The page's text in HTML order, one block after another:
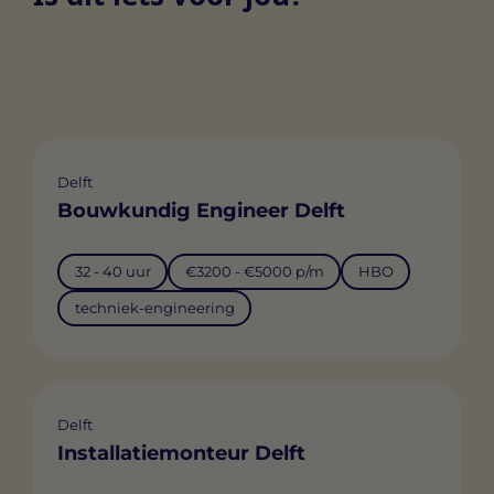
Delft
Bouwkundig Engineer Delft
32 - 40 uur €3200 - €5000 p/m HBO
techniek-engineering
Delft
Installatiemonteur Delft